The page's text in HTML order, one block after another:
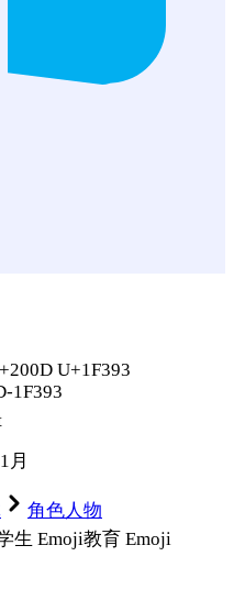
U+1F393
1F393
月
角色人物
生 Emoji教育 Emoji